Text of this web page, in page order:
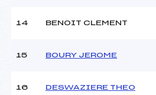
14 BENOIT CLEMENT
15 BOURY JEROME
16 DESWAZIERE THEO